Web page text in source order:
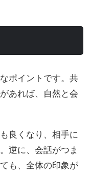
ポイントです。共
あれば、自然と会
良くなり、相手に
逆に、会話がつま
も、全体の印象が